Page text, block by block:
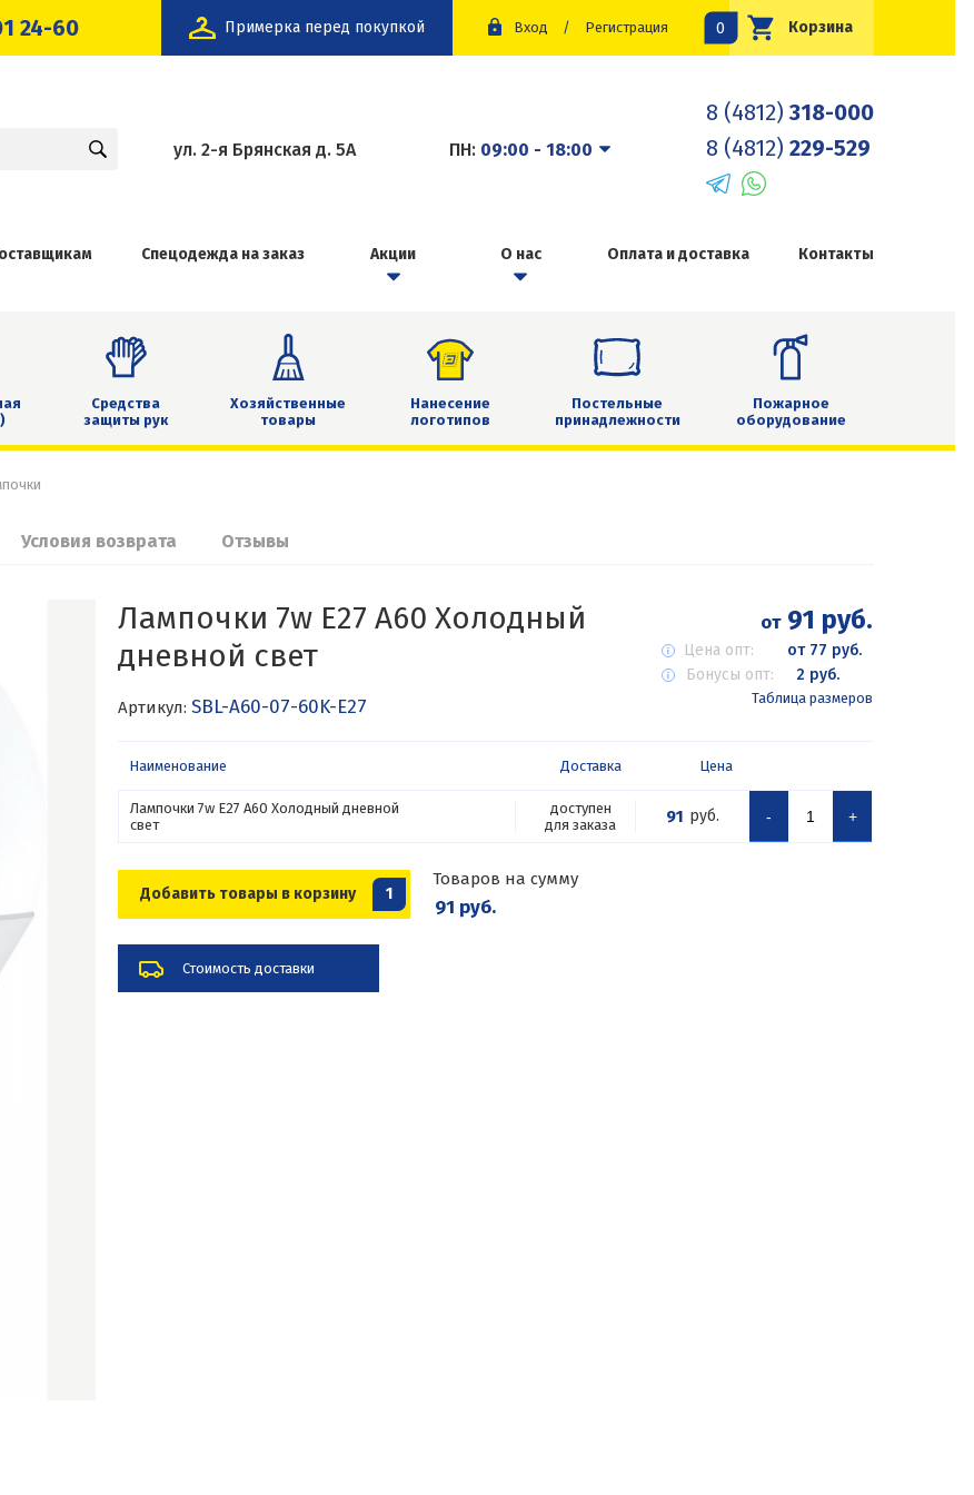
24-60 Примерка перед покупкой Вход / Регистрация Корзина
0
ул. 2-я Брянская д. 5А ПН: 09:00 - 18:00
8 (4812) 318-000
8 (4812) 229-529
Спецодежда на заказ Акции О нас Оплата и доставка Контакты
Средства
защиты рук
Хозяйственные
товары
Нанесение
логотипов
Постельные
принадлежности
Пожарное
оборудование
Условия возврата Отзывы
Лампочки 7w E27 A60 Холодный
дневной свет
Артикул: SBL-A60-07-60K-E27
от91 руб.
Цена опт:
от 77 руб.
Бонусы опт:
2 руб.
Таблица размеров
Наименование Доставка Цена
Лампочки 7w E27 A60 Холодный дневной
свет
доступен
для заказа
91 руб. - +
Добавить товары в корзину 1
Товаров на сумму
91 руб.
Стоимость доставки